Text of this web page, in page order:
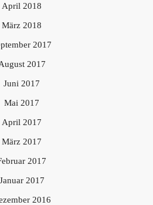
April 2018
März 2018
2017
2017
Juni 2017
Mai 2017
April 2017
März 2017
2017
Januar 2017
2016